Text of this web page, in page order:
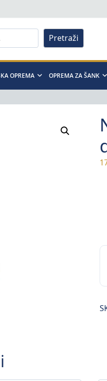
Pretraži
OPREMA OPREMA ZA ŠANK